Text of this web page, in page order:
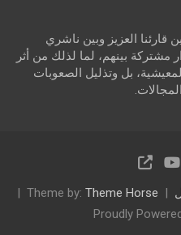
قارئنا العزيز وبين ناشري
مشتركة بينهم، لما لذلك من أثر
بل وتذليل الصعوبات
Theme by: Theme Horse
Proudly